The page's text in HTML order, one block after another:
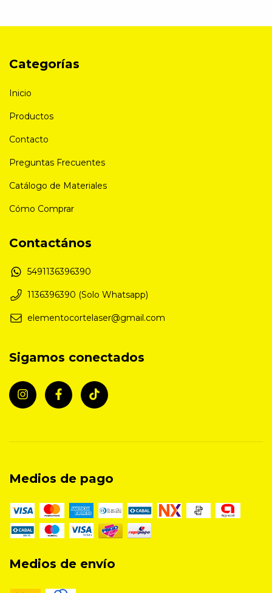
Categorías
Inicio
Productos
Contacto
Preguntas Frecuentes
Catálogo de Materiales
Cómo Comprar
Contactános
5491136396390
1136396390 (Solo Whatsapp)
elementocortelaser@gmail.com
Sigamos conectados
Medios de pago
Medios de envío